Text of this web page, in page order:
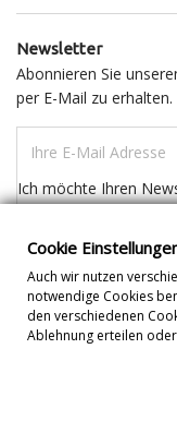
Newsletter
Abonnieren Sie
per E-Mail zu erhalten.
Ich möchte Ihren
Cookie
Auch wir nutzen
notwendige Cookies
den verschiedenen
Ablehnung erteilen